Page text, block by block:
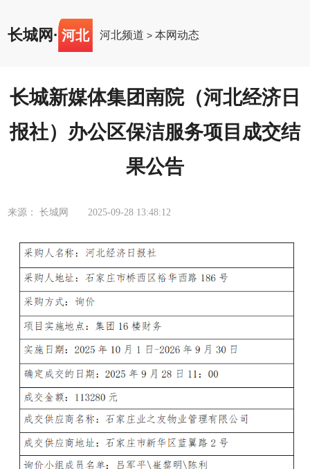
长城网 · 河北 河北频道 >本网动态
长城新媒体集团南院（河北经济日
报社）办公区保洁服务项目成交结
果公告
来源： 长城网 2025-09-28 13:48:12